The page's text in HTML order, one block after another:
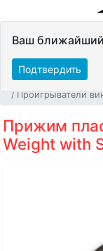
Ваш ближайший
Подтвердить
Проигрыватели
Прижим
Weight with